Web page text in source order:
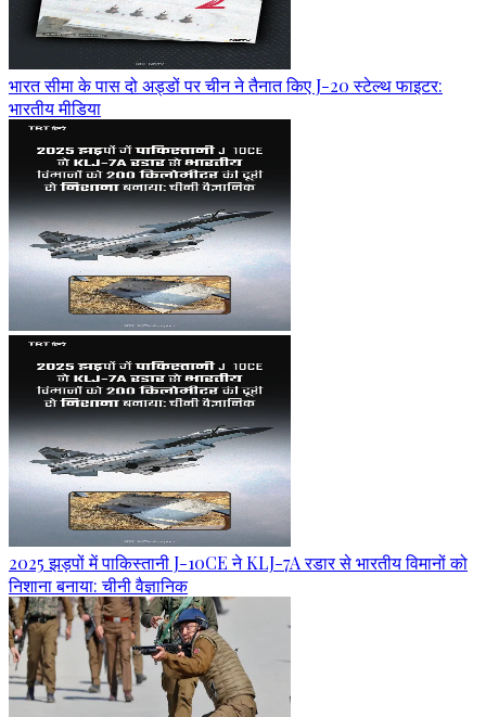
भारत सीमा के पास दो अड्डों पर चीन ने तैनात किए J-20 स्टेल्थ फाइटर:
भारतीय मीडिया
2025 झड़पों में पाकिस्तानी J-10CE ने KLJ-7A रडार से भारतीय विमानों को
निशाना बनाया: चीनी वैज्ञानिक